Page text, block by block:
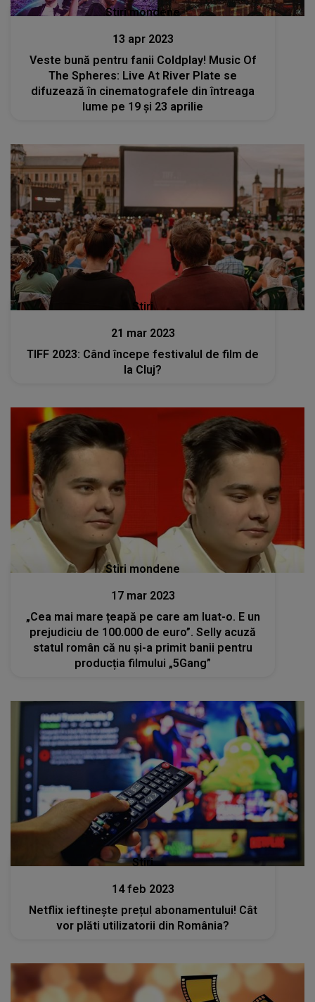
Stiri mondene
13 apr 2023
Veste bună pentru fanii Coldplay! Music Of
The Spheres: Live At River Plate se
difuzează în cinematografele din întreaga
lume pe 19 și 23 aprilie
Stiri
21 mar 2023
TIFF 2023: Când începe festivalul de film de
la Cluj?
Stiri mondene
17 mar 2023
„Cea mai mare țeapă pe care am luat-o. E un
prejudiciu de 100.000 de euro”. Selly acuză
statul român că nu și-a primit banii pentru
producția filmului „5Gang”
Stiri
14 feb 2023
Netflix ieftinește prețul abonamentului! Cât
vor plăti utilizatorii din România?